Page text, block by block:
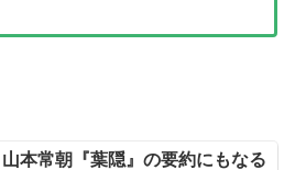
山本常朝『葉隠』の要約にもなる